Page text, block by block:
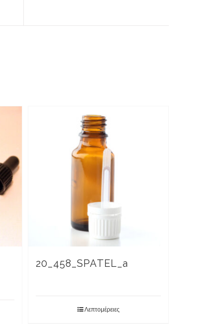
20_458_SPATEL_a
Λεπτομέρειες